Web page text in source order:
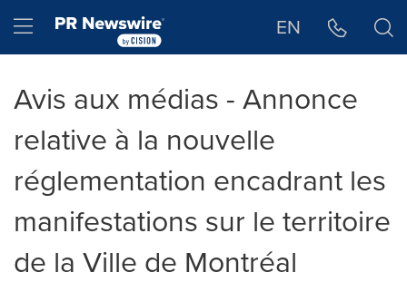
Hamburger menu EN
Avis aux médias - Annonce
relative à la nouvelle
réglementation encadrant les
manifestations sur le territoire
de la Ville de Montréal